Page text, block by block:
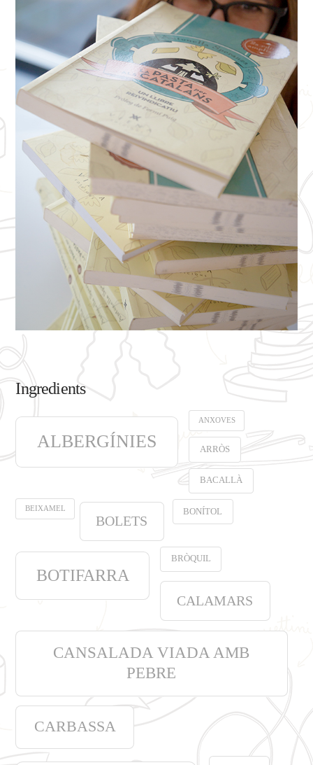
Ingredients
ALBERGÍNIES
ANXOVES
ARRÒS
BACALLÀ
BEIXAMEL
BOLETS
BONÍTOL
BOTIFARRA
BRÒQUIL
CALAMARS
CANSALADA VIADA AMB
PEBRE
CARBASSA